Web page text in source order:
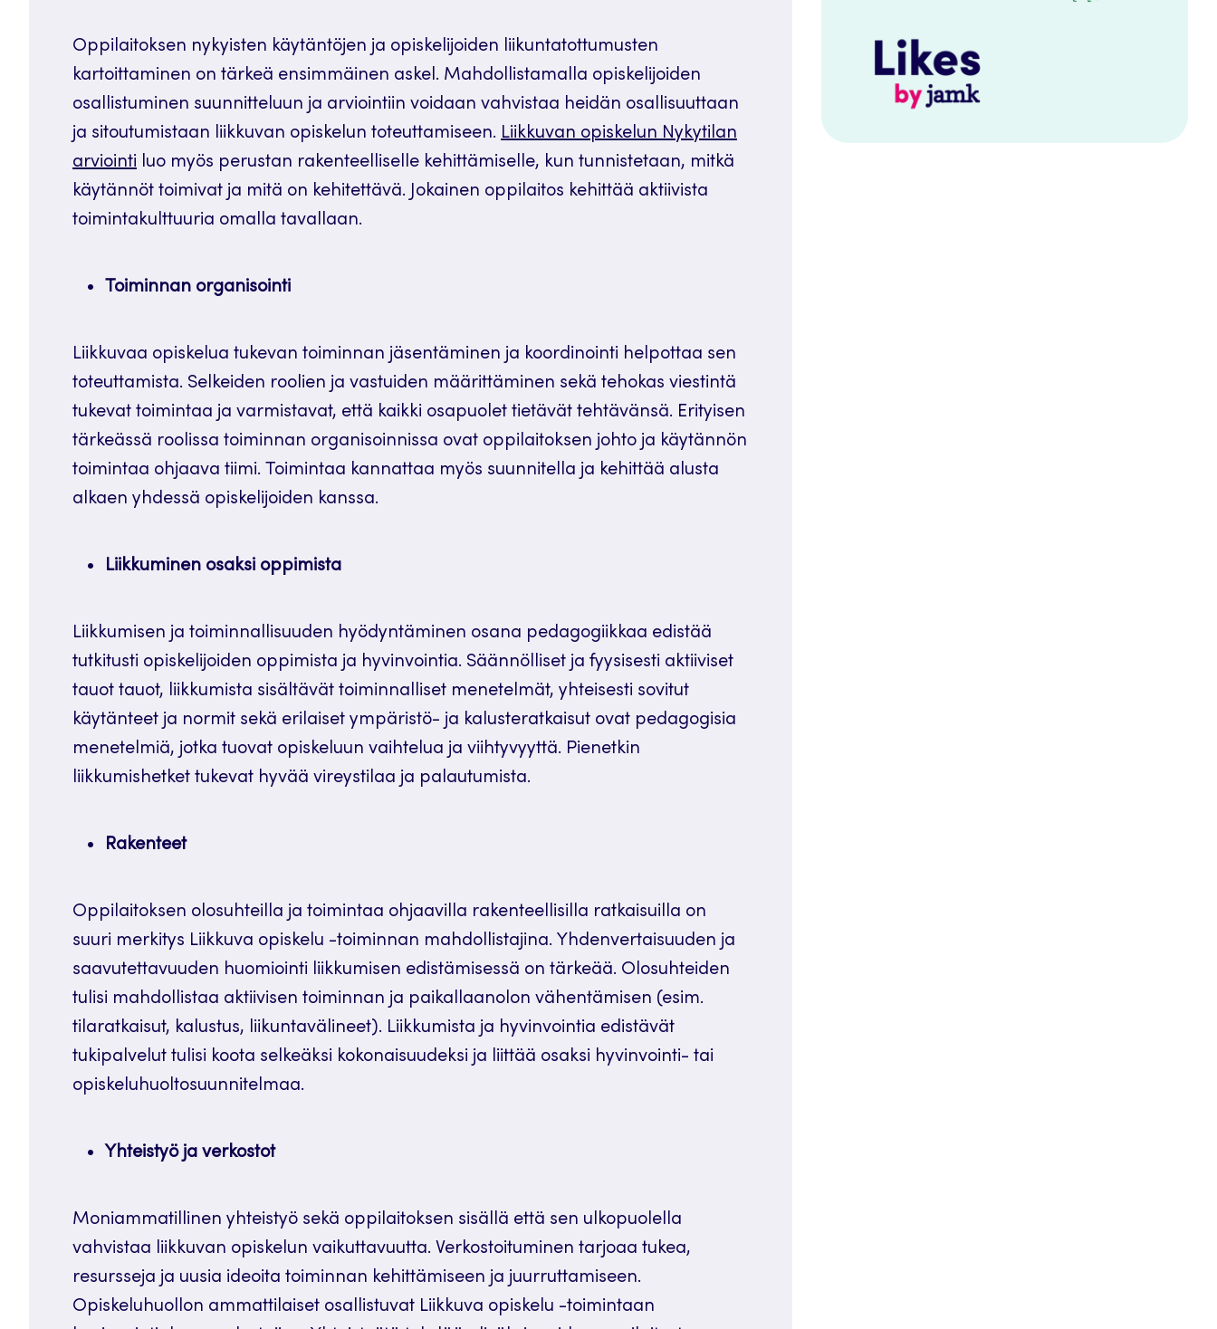
Oppilaitoksen nykyisten käytäntöjen ja opiskelijoiden liikuntatottumusten
kartoittaminen on tärkeä ensimmäinen askel. Mahdollistamalla opiskelijoiden
osallistuminen suunnitteluun ja arviointiin voidaan vahvistaa heidän osallisuuttaan
ja sitoutumistaan liikkuvan opiskelun toteuttamiseen. Liikkuvan opiskelun Nykytilan
arviointi luo myös perustan rakenteelliselle kehittämiselle, kun tunnistetaan, mitkä
käytännöt toimivat ja mitä on kehitettävä. Jokainen oppilaitos kehittää aktiivista
toimintakulttuuria omalla tavallaan.
Toiminnan organisointi
Liikkuvaa opiskelua tukevan toiminnan jäsentäminen ja koordinointi helpottaa sen
toteuttamista. Selkeiden roolien ja vastuiden määrittäminen sekä tehokas viestintä
tukevat toimintaa ja varmistavat, että kaikki osapuolet tietävät tehtävänsä. Erityisen
tärkeässä roolissa toiminnan organisoinnissa ovat oppilaitoksen johto ja käytännön
toimintaa ohjaava tiimi. Toimintaa kannattaa myös suunnitella ja kehittää alusta
alkaen yhdessä opiskelijoiden kanssa.
Liikkuminen osaksi oppimista
Liikkumisen ja toiminnallisuuden hyödyntäminen osana pedagogiikkaa edistää
tutkitusti opiskelijoiden oppimista ja hyvinvointia. Säännölliset ja fyysisesti aktiiviset
tauot tauot, liikkumista sisältävät toiminnalliset menetelmät, yhteisesti sovitut
käytänteet ja normit sekä erilaiset ympäristö- ja kalusteratkaisut ovat pedagogisia
menetelmiä, jotka tuovat opiskeluun vaihtelua ja viihtyvyyttä. Pienetkin
liikkumishetket tukevat hyvää vireystilaa ja palautumista.
Rakenteet
Oppilaitoksen olosuhteilla ja toimintaa ohjaavilla rakenteellisilla ratkaisuilla on
suuri merkitys Liikkuva opiskelu -toiminnan mahdollistajina. Yhdenvertaisuuden ja
saavutettavuuden huomiointi liikkumisen edistämisessä on tärkeää. Olosuhteiden
tulisi mahdollistaa aktiivisen toiminnan ja paikallaanolon vähentämisen (esim.
tilaratkaisut, kalustus, liikuntavälineet). Liikkumista ja hyvinvointia edistävät
tukipalvelut tulisi koota selkeäksi kokonaisuudeksi ja liittää osaksi hyvinvointi- tai
opiskeluhuoltosuunnitelmaa.
Yhteistyö ja verkostot
Moniammatillinen yhteistyö sekä oppilaitoksen sisällä että sen ulkopuolella
vahvistaa liikkuvan opiskelun vaikuttavuutta. Verkostoituminen tarjoaa tukea,
resursseja ja uusia ideoita toiminnan kehittämiseen ja juurruttamiseen.
Opiskeluhuollon ammattilaiset osallistuvat Liikkuva opiskelu -toimintaan